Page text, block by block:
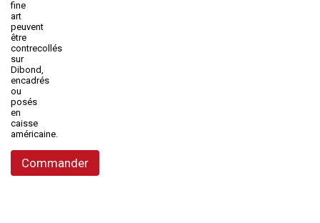
fine
art
peuvent
être
contrecollés
sur
Dibond,
encadrés
ou
posés
en
caisse
américaine.
Commander